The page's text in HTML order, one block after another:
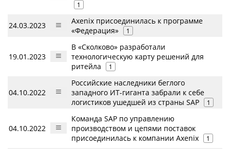
1
24.03.2023
Axenix присоединилась к программе
«Федерация»
1
19.01.2023
В «Сколково» разработали
технологическую карту решений для
ритейла
1
04.10.2022
Российские наследники беглого
западного ИТ-гиганта забрали к себе
логистиков ушедшей из страны SAP
1
04.10.2022
Команда SAP по управлению
производством и цепями поставок
присоединилась к компании Axenix
1